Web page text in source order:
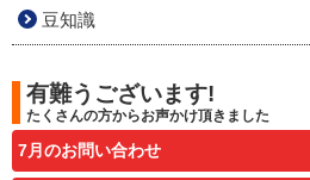
豆知識
有難うございます!
たくさんの方からお声かけ頂きました
7月のお問い合わせ